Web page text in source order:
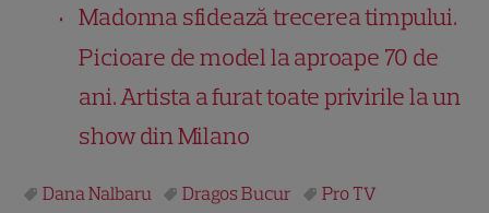
Madonna sfidează trecerea timpului.
Picioare de model la aproape 70 de
ani. Artista a furat toate privirile la un
show din Milano
Dana Nalbaru Dragos Bucur
Pro TV